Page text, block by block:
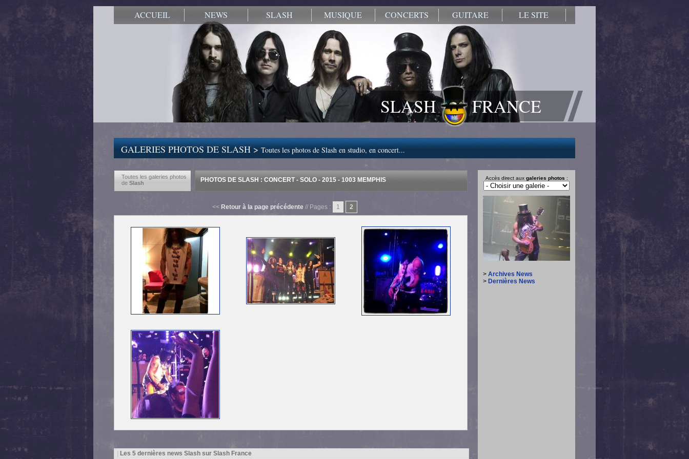
ACCUEIL NEWS SLASH MUSIQUE CONCERTS GUITARE LE SITE
SLASH FRANCE
GALERIES PHOTOS DE SLASH >Toutes les photos de Slash en studio, en concert...
Toutes les galeries photos
de Slash PHOTOS DE SLASH : CONCERT - SOLO - 2015 - 1003 MEMPHIS
<< Retour à la page précédente // Pages : 1 2
Les 5 dernières news Slash sur Slash France
Accès direct aux galeries photos :
> Archives News
> Dernières News